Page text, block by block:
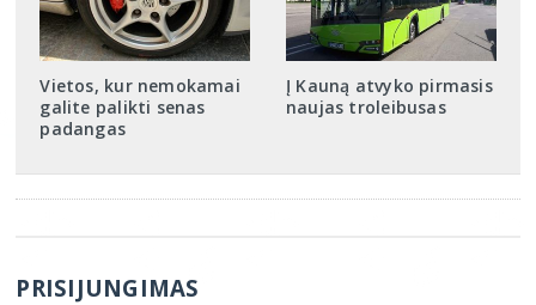
Vietos, kur nemokamai
galite palikti senas
padangas
Į Kauną atvyko pirmasis
naujas troleibusas
PRISIJUNGIMAS